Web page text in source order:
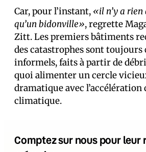
Car, pour l’instant, «il n’y a
qu’un bidonville», regrette
Zitt. Les premiers bâtiments
des catastrophes sont toujours
informels, faits à partir de
quoi alimenter un cercle
dramatique avec
climatique.
Comptez sur nous pour leur